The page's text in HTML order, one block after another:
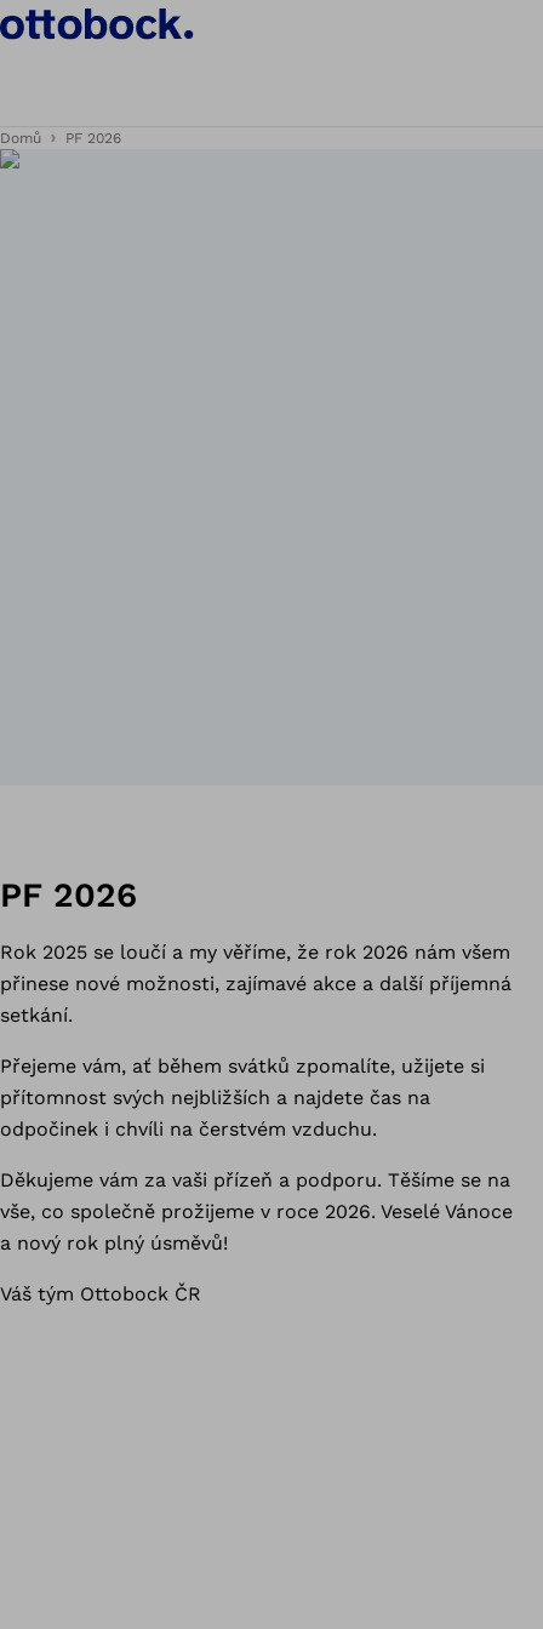
Domů PF 2026
PF 2026
Rok 2025 se loučí a my věříme, že rok 2026 nám všem
přinese nové možnosti, zajímavé akce a další příjemná
setkání.
Přejeme vám, ať během svátků zpomalíte, užijete si
přítomnost svých nejbližších a najdete čas na
odpočinek i chvíli na čerstvém vzduchu.
Děkujeme vám za vaši přízeň a podporu. Těšíme se na
vše, co společně prožijeme v roce 2026. Veselé Vánoce
a nový rok plný úsměvů!
Váš tým Ottobock ČR